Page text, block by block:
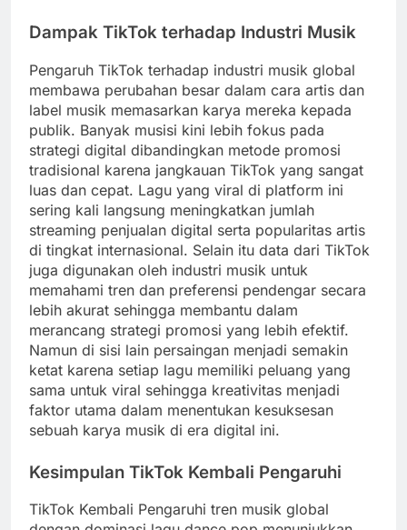
Dampak TikTok terhadap Industri Musik
Pengaruh TikTok terhadap industri musik global
membawa perubahan besar dalam cara artis dan
label musik memasarkan karya mereka kepada
publik. Banyak musisi kini lebih fokus pada
strategi digital dibandingkan metode promosi
tradisional karena jangkauan TikTok yang sangat
luas dan cepat. Lagu yang viral di platform ini
sering kali langsung meningkatkan jumlah
streaming penjualan digital serta popularitas artis
di tingkat internasional. Selain itu data dari TikTok
juga digunakan oleh industri musik untuk
memahami tren dan preferensi pendengar secara
lebih akurat sehingga membantu dalam
merancang strategi promosi yang lebih efektif.
Namun di sisi lain persaingan menjadi semakin
ketat karena setiap lagu memiliki peluang yang
sama untuk viral sehingga kreativitas menjadi
faktor utama dalam menentukan kesuksesan
sebuah karya musik di era digital ini.
Kesimpulan TikTok Kembali Pengaruhi
TikTok Kembali Pengaruhi tren musik global